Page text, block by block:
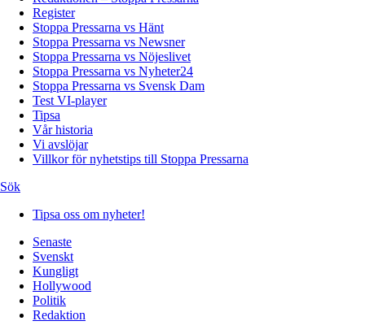
Register
Stoppa Pressarna vs Hänt
Stoppa Pressarna vs Newsner
Stoppa Pressarna vs Nöjeslivet
Stoppa Pressarna vs Nyheter24
Stoppa Pressarna vs Svensk Dam
Test VI-player
Tipsa
Vår historia
Vi avslöjar
Villkor för nyhetstips till Stoppa Pressarna
Sök
Tipsa oss om nyheter!
Senaste
Svenskt
Kungligt
Hollywood
Politik
Redaktion